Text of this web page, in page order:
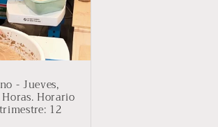
- Jueves,
Horario
12